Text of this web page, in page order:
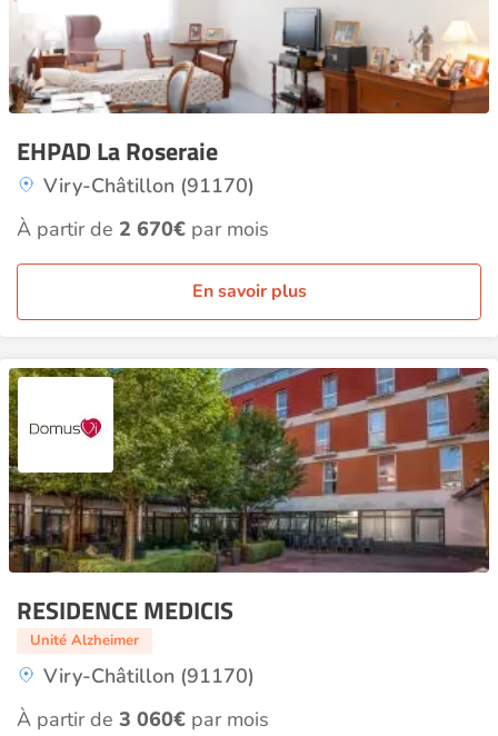
EHPAD La Roseraie
Viry-Châtillon (91170)
À partir de 2 670€ par mois
En savoir plus
RESIDENCE MEDICIS
Unité Alzheimer
Viry-Châtillon (91170)
À partir de 3 060€ par mois